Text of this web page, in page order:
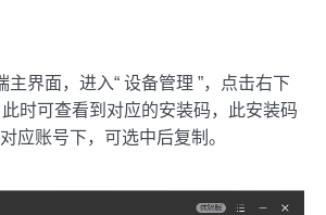
主界面，进入“ 设备管理 ”，点击右下
此时可查看到对应的安装码，此安装码
应账号下，可选中后复制。